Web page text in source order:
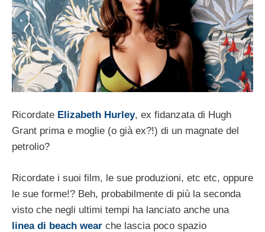
Ricordate Elizabeth Hurley, ex fidanzata di Hugh
Grant prima e moglie (o già ex?!) di un magnate del
petrolio?
Ricordate i suoi film, le sue produzioni, etc etc, oppure
le sue forme!? Beh, probabilmente di più la seconda
visto che negli ultimi tempi ha lanciato anche una
linea di beach wear che lascia poco spazio